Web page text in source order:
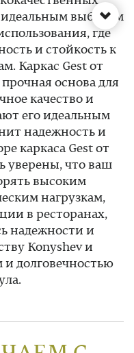
идеальным выбором
где
и стойкость к
Каркас Gest от
основа для
качество и
его идеальным
надежность и
каркаса Gest от
уверены, что ваш
высоким
нагрузкам,
в ресторанах,
надежности и
Konyshev и
и долговечностью